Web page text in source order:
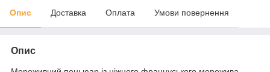
Опис Доставка Оплата Умови повернення
Опис